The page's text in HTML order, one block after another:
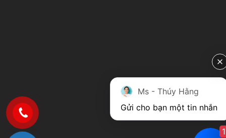
Ms - Thúy Hằng
Gửi cho bạn một tin nhắn
1